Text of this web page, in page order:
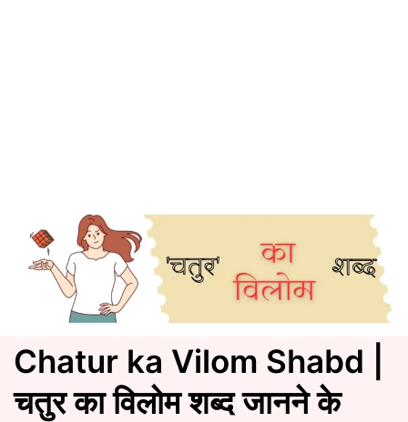
Chatur ka Vilom Shabd |
चतुर का विलोम शब्द जानने के